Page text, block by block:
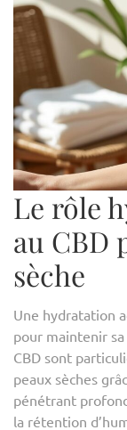
Le rôle
au CBD
sèche
Une hydratation
pour maintenir sa
CBD sont
peaux sèches
pénétrant
la rétention